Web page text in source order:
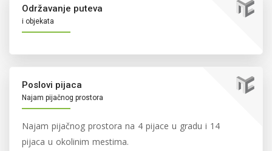
Održavanje puteva
i objekata
Poslovi pijaca
Najam pijačnog prostora
Najam pijačnog prostora na 4 pijace u gradu i 14
pijaca u okolinim mestima.